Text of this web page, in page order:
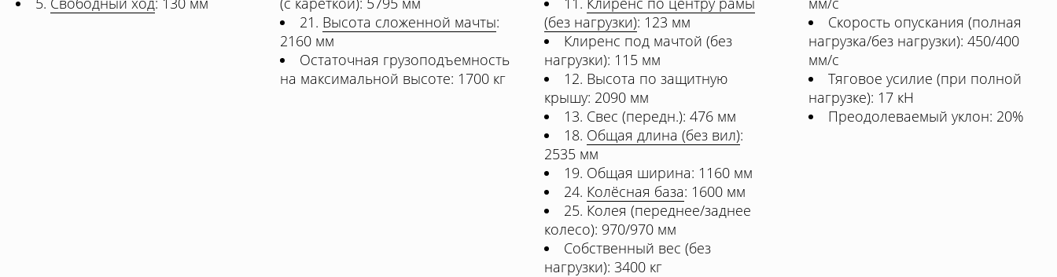
21. Высота сложенной мачты:
2160 мм
Остаточная грузоподъемность
на максимальной высоте: 1700 кг
(без нагрузки): 123 мм
Клиренс под мачтой (без
нагрузки): 115 мм
12. Высота по защитную
крышу: 2090 мм
13. Свес (передн.): 476 мм
18. Общая длина (без вил):
2535 мм
19. Общая ширина: 1160 мм
24. Колёсная база: 1600 мм
25. Колея (переднее/заднее
колесо): 970/970 мм
Собственный вес (без
нагрузки): 3400 кг
Скорость опускания (полная
нагрузка/без нагрузки): 450/400
мм/с
Тяговое усилие (при полной
нагрузке): 17 кН
Преодолеваемый уклон: 20%